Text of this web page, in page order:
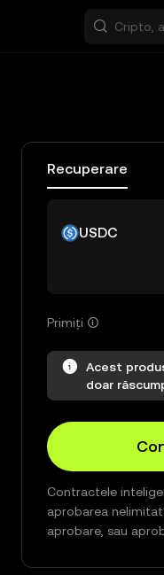
Recuperare
USDC
Primiți
Acest
doar
Contractele
aprobarea
aprobare, sau